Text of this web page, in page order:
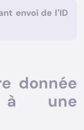
envoi de l’ID
donnée
à une